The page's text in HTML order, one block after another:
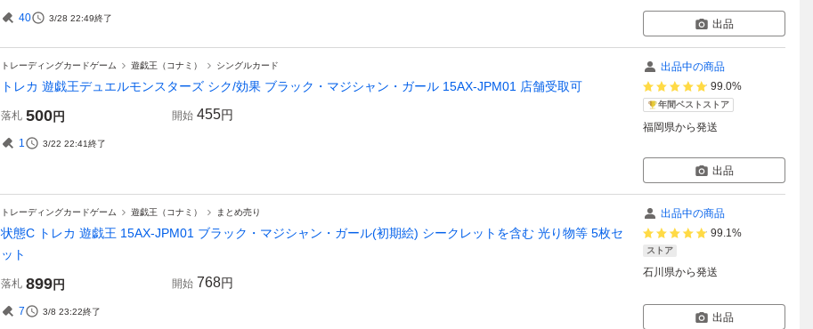
40 3/28 22:49終了 出品
トレーディングカードゲーム 遊戯王（コナミ） シングルカード
トレカ 遊戯王デュエルモンスターズ シク/効果 ブラック・マジシャン・ガール 15AX-JPM01 店舗受取可
落札 500円 開始 455円
1 3/22 22:41終了
出品中の商品
99.0%
年間ベストストア
福岡県から発送
出品
トレーディングカードゲーム 遊戯王（コナミ） まとめ売り
状態C トレカ 遊戯王 15AX-JPM01 ブラック・マジシャン・ガール(初期絵) シークレットを含む 光り物等 5枚セ
ット
落札 899円 開始 768円
7 3/8 23:22終了
出品中の商品
99.1%
ストア
石川県から発送
出品